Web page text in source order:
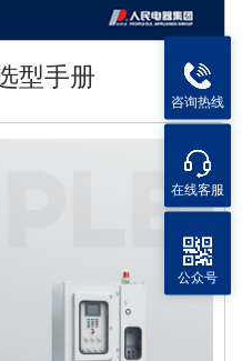
型手册
咨询热线
在线客服
公众号